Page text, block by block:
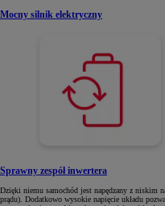
Mocny silnik elektryczny
Sprawny zespół inwertera
Dzięki niemu samochód jest napędzany z niskim
prądu). Dodatkowo wysokie napięcie układu